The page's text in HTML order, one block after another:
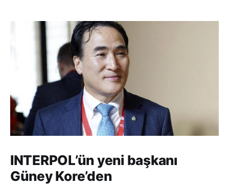
INTERPOL’ün yeni başkanı
Güney Kore’den